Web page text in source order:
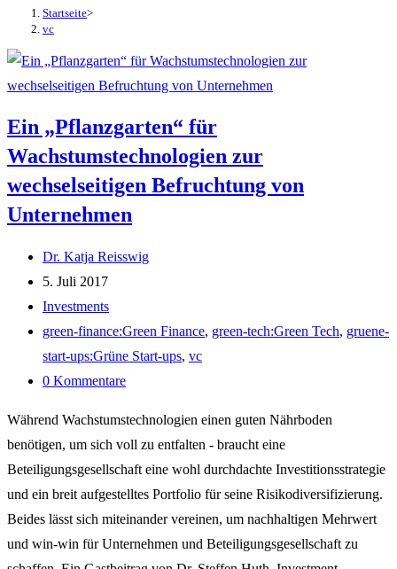
Startseite>
vc
Ein „Pflanzgarten“ für
Wachstumstechnologien zur
wechselseitigen Befruchtung von
Unternehmen
Beitrags-
Autor:
Dr. Katja Reisswig
Beitrag
veröffentlicht:
5. Juli 2017
Beitrags-
Kategorie:
Investments
Post
tag:
green-finance:Green Finance, green-tech:Green Tech, gruene-
start-ups:Grüne Start-ups, vc
Beitrags-
0 Kommentare
Während Wachstumstechnologien einen guten Nährboden
benötigen, um sich voll zu entfalten - braucht eine
Beteiligungsgesellschaft eine wohl durchdachte Investitionsstrategie
und ein breit aufgestelltes Portfolio für seine Risikodiversifizierung.
Beides lässt sich miteinander vereinen, um nachhaltigen Mehrwert
und win-win für Unternehmen und Beteiligungsgesellschaft zu